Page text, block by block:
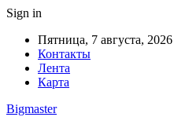
Sign in
Пятница, 7 августа, 2026
Контакты
Лента
Карта
Bigmaster